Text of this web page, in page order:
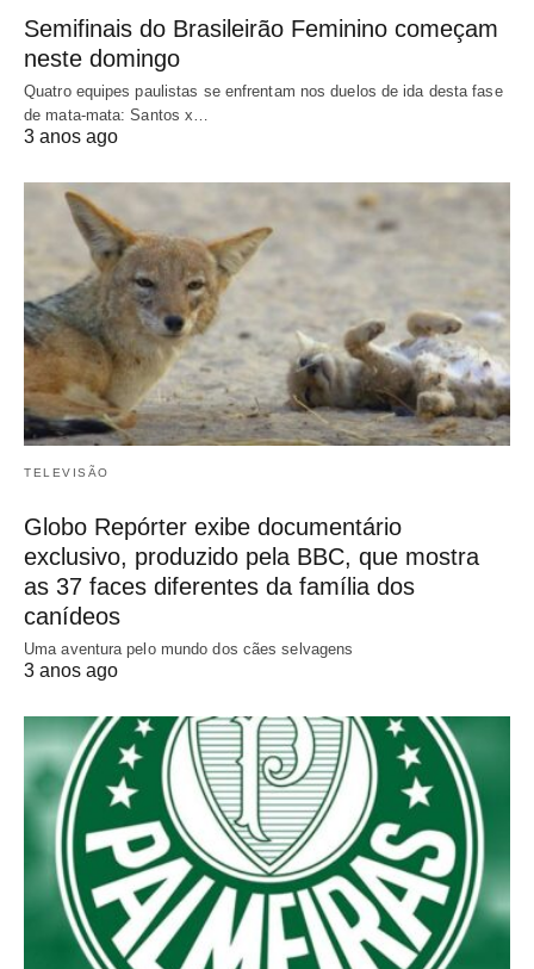
Semifinais do Brasileirão Feminino começam
neste domingo
Quatro equipes paulistas se enfrentam nos duelos de ida desta fase
de mata-mata: Santos x…
3 anos ago
TELEVISÃO
Globo Repórter exibe documentário
exclusivo, produzido pela BBC, que mostra
as 37 faces diferentes da família dos
canídeos
Uma aventura pelo mundo dos cães selvagens
3 anos ago